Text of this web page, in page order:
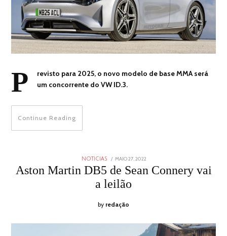
P
revisto para 2025, o novo modelo de base MMA será
um concorrente do VW ID.3.
Continue Reading
NOTICIAS
POSTED
ON
MAIO 27, 2022
2022
Aston Martin DB5 de Sean Connery vai
a leilão
by redação